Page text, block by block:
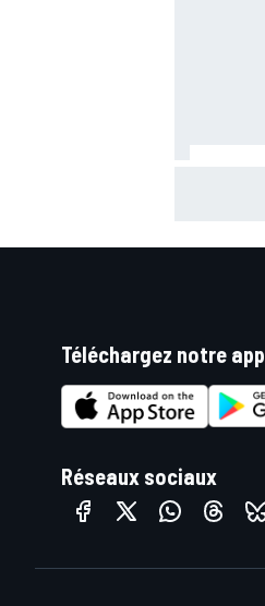
Téléchargez notre app
Réseaux sociaux